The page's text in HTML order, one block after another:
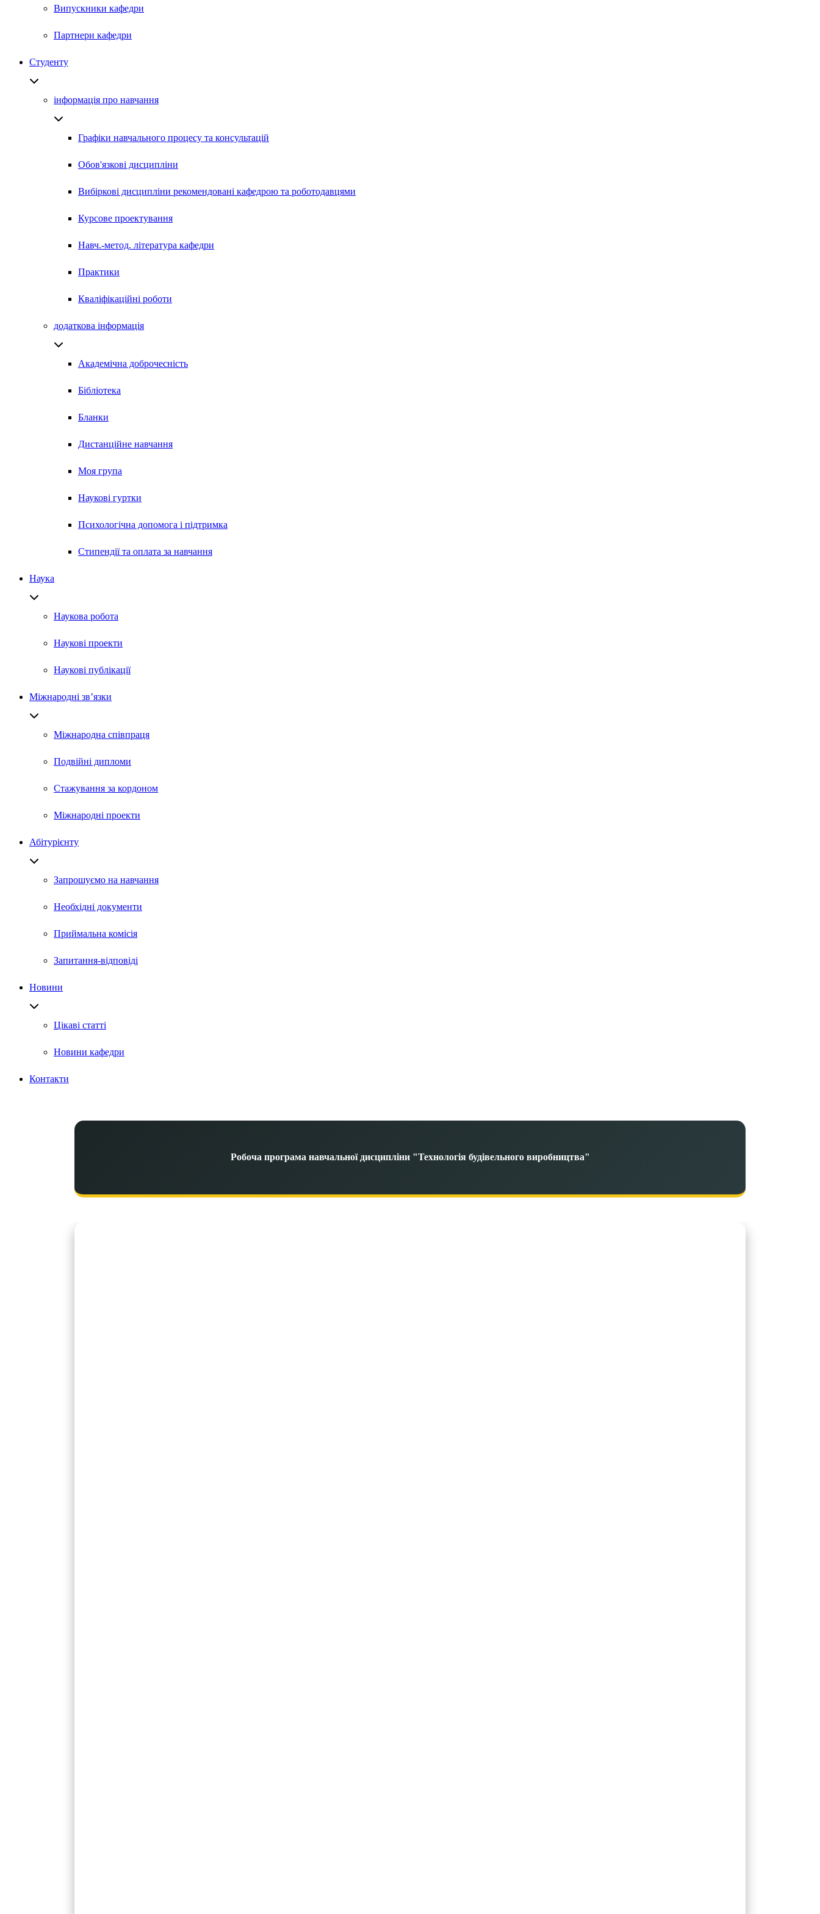
Випускники кафедри
Партнери кафедри
Студенту
інформація про навчання
Графіки навчального процесу та консультацій
Обов'язкові дисципліни
Вибіркові дисципліни рекомендовані кафедрою та роботодавцями
Курсове проектування
Навч.-метод. література кафедри
Практики
Кваліфікаційні роботи
додаткова інформація
Академічна доброчесність
Бібліотека
Бланки
Дистанційне навчання
Моя група
Наукові гуртки
Психологічна допомога і підтримка
Стипендії та оплата за навчання
Наука
Наукова робота
Наукові проекти
Наукові публікації
Міжнародні зв’язки
Міжнародна співпраця
Подвійні дипломи
Стажування за кордоном
Міжнародні проекти
Абітурієнту
Запрошуємо на навчання
Необхідні документи
Приймальна комісія
Запитання-відповіді
Новини
Цікаві статті
Новини кафедри
Контакти
Робоча програма навчальної дисципліни "Технологія будівельного виробництва"